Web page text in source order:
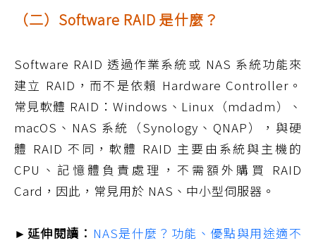
（二）Software RAID 是什麼？
Software RAID 透過作業系統或 NAS 系統功能來
建立 RAID，而不是依賴 Hardware Controller。
常見軟體 RAID：Windows、Linux（mdadm）、
macOS、NAS 系統（Synology、QNAP），與硬
體 RAID 不同，軟體 RAID 主要由系統與主機的
CPU、記憶體負責處理，不需額外購買 RAID
Card，因此，常見用於 NAS、中小型伺服器。
►延伸閱讀： NAS是什麼？功能、優點與用途適不